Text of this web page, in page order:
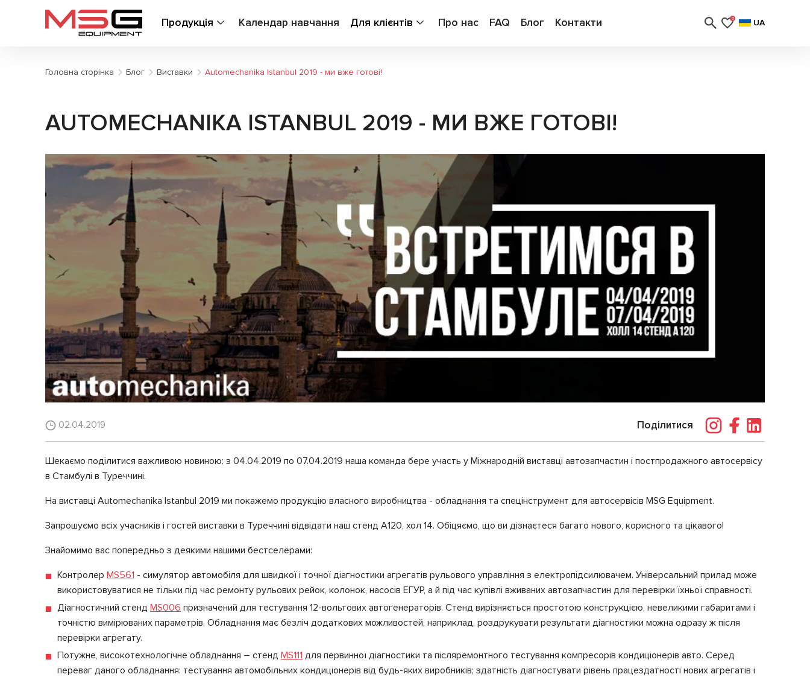
Продукція Календар навчання Для клієнтів Про нас FAQ Блог Контакти 0 UA
Головна сторінка Блог Виставки Automechanika Istanbul 2019 - ми вже готові!
AUTOMECHANIKA ISTANBUL 2019 - МИ ВЖЕ ГОТОВІ!
02.04.2019 Поділитися
Шекаємо поділитися важливою новиною: з 04.04.2019 по 07.04.2019 наша команда бере участь у Міжнародній виставці автозапчастин і постпродажного автосервісу
в Стамбулі в Туреччині.
На виставці Automechanika Istanbul 2019 ми покажемо продукцію власного виробництва - обладнання та спецінструмент для автосервісів MSG Еquipment.
Запрошуємо всіх учасників і гостей виставки в Туреччині відвідати наш стенд А120, хол 14. Обіцяємо, що ви дізнаєтеся багато нового, корисного та цікавого!
Знайомимо вас попередньо з деякими нашими бестселерами:
Контролер MS561 - симулятор автомобіля для швидкої і точної діагностики агрегатів рульового управління з електропідсилювачем. Універсальний прилад може
використовуватися не тільки під час ремонту рульових рейок, колонок, насосів ЕГУР, а й під час купівлі вживаних автозапчастин для перевірки їхньої справності.
Діагностичний стенд MS006 призначений для тестування 12-вольтових автогенераторів. Стенд вирізняється простотою конструкцією, невеликими габаритами і
точністю вимірюваних параметрів. Обладнання має безліч додаткових можливостей, наприклад, роздрукувати результати діагностики можна одразу ж після
перевірки агрегату.
Потужне, високотехнологічне обладнання – стенд MS111 для первинної діагностики та післяремонтного тестування компресорів кондиціонерів авто. Серед
переваг даного обладнання: тестування автомобільних кондиціонерів від будь-яких виробників; здатність діагностувати рівень працездатності нових агрегатів і